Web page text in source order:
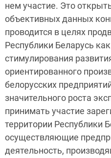
нем участие. Это
объективных данных
проводится в целях
Республики Беларусь
стимулирования
ориентированного
белорусских
значительного роста
принимать участие
территории Республики
осуществляющие
деятельность,